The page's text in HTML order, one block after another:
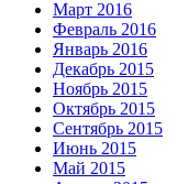
Март 2016
Февраль 2016
Январь 2016
Декабрь 2015
Ноябрь 2015
Октябрь 2015
Сентябрь 2015
Июнь 2015
Май 2015